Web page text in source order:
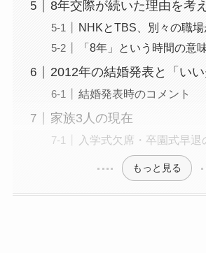
8年交際が続いた理由を考
NHKとTBS、別々の職
「8年」という時間の意
2012年の結婚発表と「いい
結婚発表時のコメント
家族3人の現在
入学式欠席・卒園式早退
もっと見る